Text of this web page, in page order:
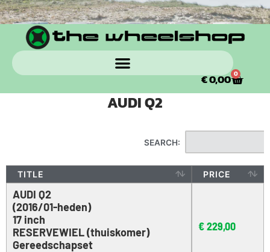
€0,00 0
AUDI Q2
SEARCH:
TITLE PRICE
AUDI Q2
(2016/01-heden)
17 inch
RESERVEWIEL (thuiskomer)
Gereedschapset
€229,00